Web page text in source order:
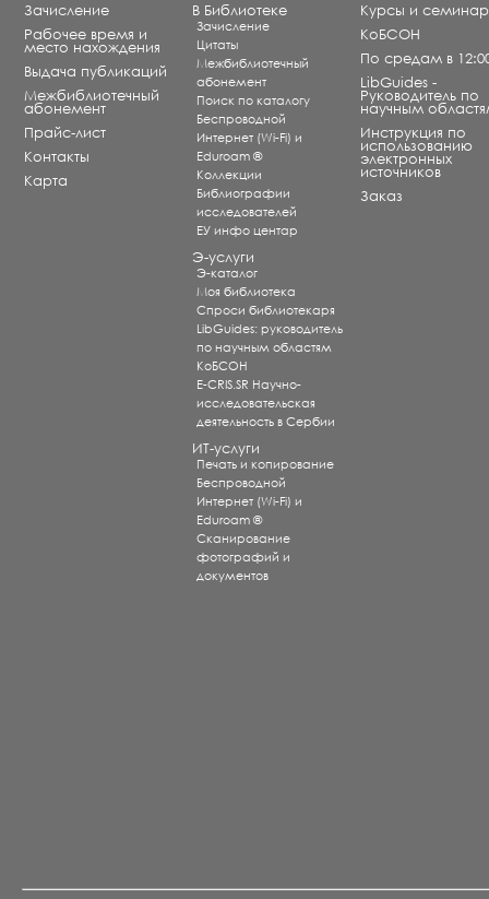
Зачисление
Рабочее время и
место нахождения
Выдача публикаций
Межбиблиотечный
абонемент
Прайс-лист
Контакты
Карта
В Библиотеке
Зачисление
Цитаты
Межбиблиотечный
абонемент
Поиск по каталогу
Беспроводной
Интернет (Wi-Fi) и
Eduroam ®
Коллекции
Библиографии
исследователей
ЕУ инфо центар
Э-услуги
Э-каталог
Моя библиотека
Спроси библиотекаря
LibGuides: руководитель
по научным областям
КоБСОН
E-CRIS.SR Научно-
исследовательская
деятельность в Сербии
ИТ-услуги
Печать и копирование
Беспроводной
Интернет (Wi-Fi) и
Eduroam ®
Сканирование
фотографий и
документов
Курсы и
КоБСОН
По средам в
LibGuides -
Руководитель по
научным
Инструкция по
использованию
электронных
источников
Заказ